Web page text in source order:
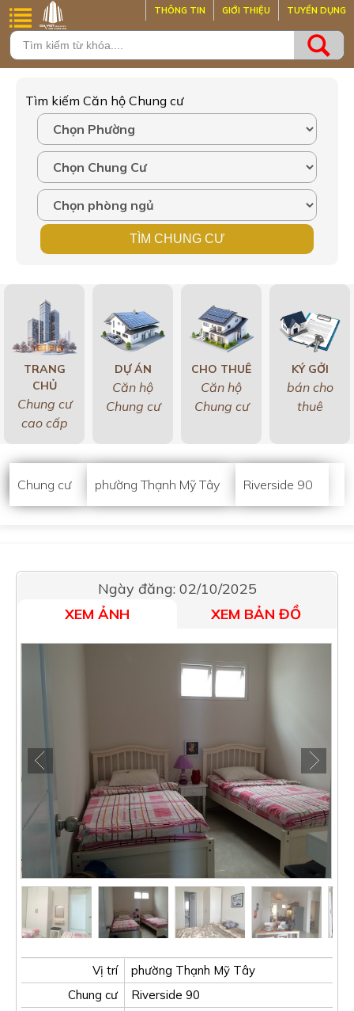
THÔNG TIN GIỚI THIỆU TUYỂN DỤNG
Tìm kiếm Căn hộ Chung cư
TRANG
CHỦ
Chung cư
cao cấp
DỰ ÁN
Căn hộ
Chung cư
CHO THUÊ
Căn hộ
Chung cư
KÝ GỞI
bán cho
thuê
Chung cư phường Thạnh Mỹ Tây Riverside 90
Ngày đăng: 02/10/2025
XEM ẢNH
XEM BẢN ĐỒ
Vị trí
phường Thạnh Mỹ Tây
Chung cư
Riverside 90